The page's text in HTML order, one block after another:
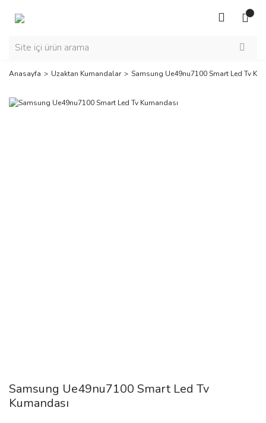
Anasayfa Uzaktan Kumandalar Samsung Ue49nu7100 Smart Led Tv
Samsung Ue49nu7100 Smart Led Tv
Kumandası